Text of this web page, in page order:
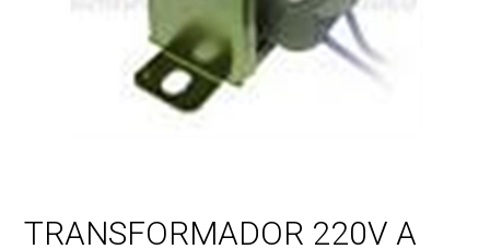
TRANSFORMADOR 220V A